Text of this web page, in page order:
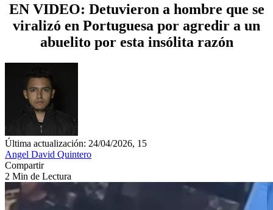
EN VIDEO: Detuvieron a hombre que se
viralizó en Portuguesa por agredir a un
abuelito por esta insólita razón
Última actualización: 24/04/2026, 15
Angel David Quintero
Compartir
2 Min de Lectura